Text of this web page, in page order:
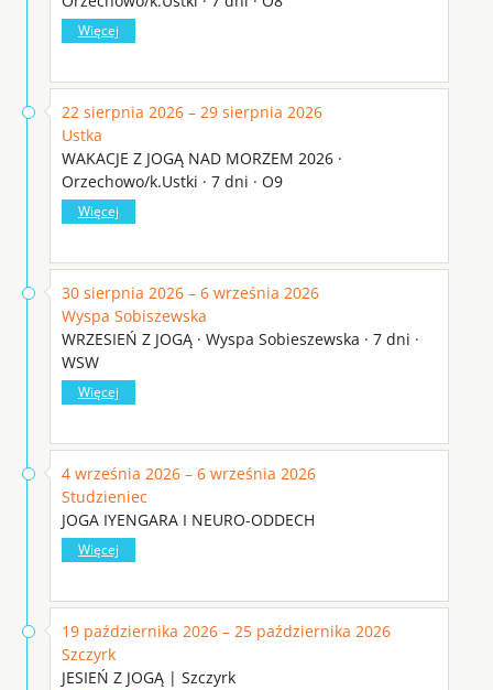
Więcej
22 sierpnia 2026 – 29 sierpnia 2026
Ustka
WAKACJE Z JOGĄ NAD MORZEM 2026 ·
Orzechowo/k.Ustki · 7 dni · O9
Więcej
30 sierpnia 2026 – 6 września 2026
Wyspa Sobiszewska
WRZESIEŃ Z JOGĄ · Wyspa Sobieszewska · 7 dni ·
WSW
Więcej
4 września 2026 – 6 września 2026
Studzieniec
JOGA IYENGARA I NEURO-ODDECH
Więcej
19 października 2026 – 25 października 2026
Szczyrk
JESIEŃ Z JOGĄ | Szczyrk